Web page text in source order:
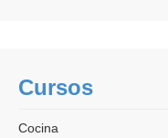
Cursos
Cocina